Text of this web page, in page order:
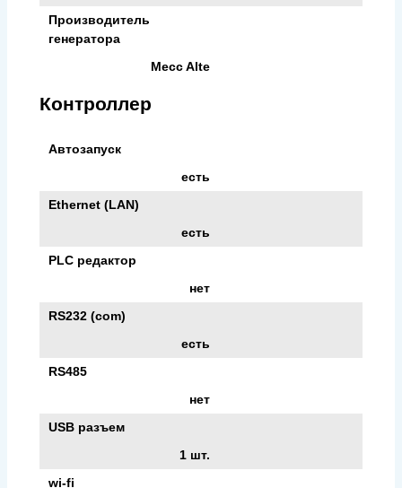
Производитель
генератора
Mecc Alte
Контроллер
Автозапуск
есть
Ethernet (LAN)
есть
PLC редактор
нет
RS232 (com)
есть
RS485
нет
USB разъем
1 шт.
wi-fi